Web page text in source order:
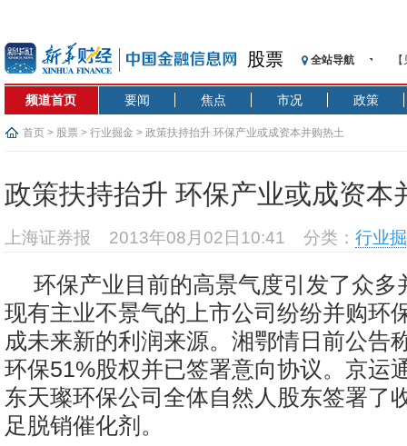
股票 全站导航
记
央
沥
频道首页 要闻 焦点 市况 政策
首页 > 股票 > 行业掘金 > 政策扶持抬升 环保产业或成资本并购热土
政策扶持抬升 环保产业或成资本
上海证券报 2013年08月02日10:41 分类： 行业
环保产业目前的高景气度引发了众多
现有主业不景气的上市公司纷纷并购环
成未来新的利润来源。湘鄂情日前公告
环保51%股权并已签署意向协议。京运
东天璨环保公司全体自然人股东签署了
足脱销催化剂。